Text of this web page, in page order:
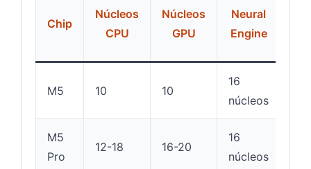
Chip
Núcleos
CPU
Núcleos
GPU
Neural
Engine
M5 10 10
16
núcleos
M5
Pro
12-18 16-20
16
núcleos